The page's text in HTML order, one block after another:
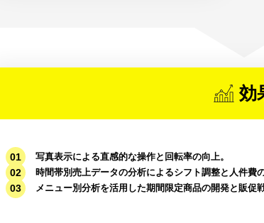
効
写真表示による直感的な操作と回転率の向上。
時間帯別売上データの分析によるシフト調整と人件費
メニュー別分析を活用した期間限定商品の開発と販促